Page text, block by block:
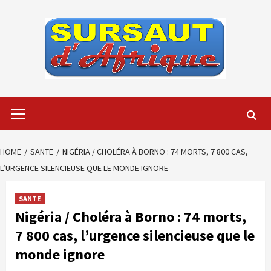
Menu
HOME SANTE
NIGÉRIA / CHOLÉRA À BORNO : 74 MORTS, 7 800 CAS,
L’URGENCE SILENCIEUSE QUE LE MONDE IGNORE
SANTE
Nigéria / Choléra à Borno : 74 morts,
7 800 cas, l’urgence silencieuse que le
monde ignore